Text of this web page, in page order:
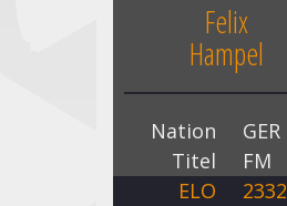
Felix
Hampel
Nation
GER
Titel
FM
ELO
2332